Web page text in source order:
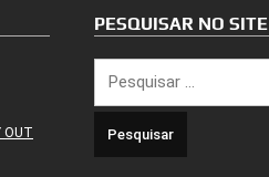
OUT
PESQUISAR NO SITE
por: